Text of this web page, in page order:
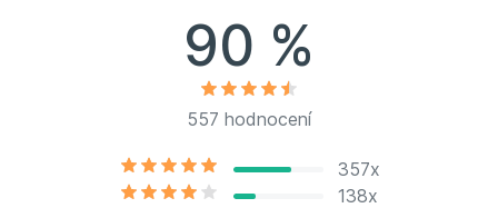
90 %
557 hodnocení
357x
138x